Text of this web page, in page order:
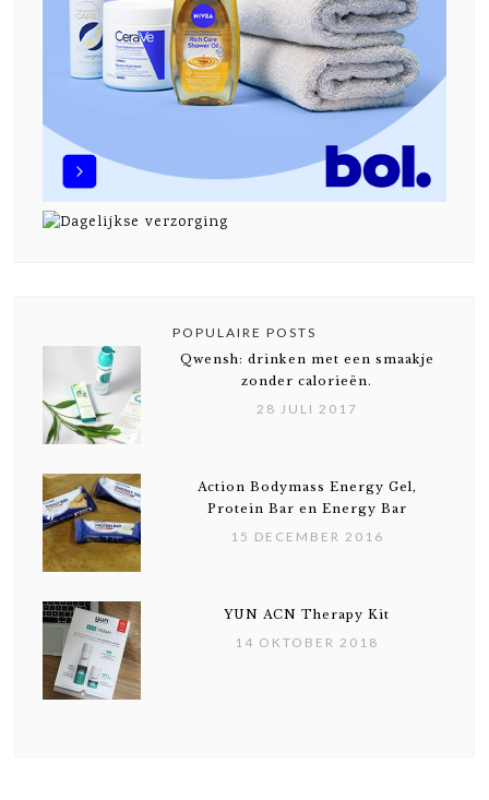
POPULAIRE POSTS
Qwensh: drinken met een smaakje
zonder calorieën.
28 JULI 2017
Action Bodymass Energy Gel,
Protein Bar en Energy Bar
15 DECEMBER 2016
YUN ACN Therapy Kit
14 OKTOBER 2018